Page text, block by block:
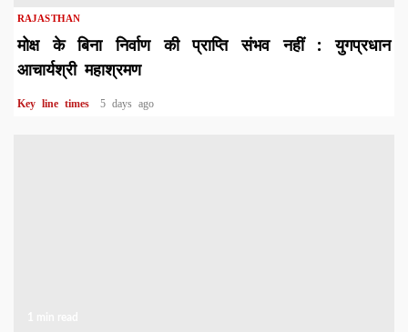
RAJASTHAN
मोक्ष के बिना निर्वाण की प्राप्ति संभव नहीं : युगप्रधान
आचार्यश्री महाश्रमण
Key line times 5 days ago